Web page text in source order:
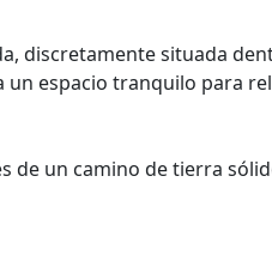
discretamente situada
espacio tranquilo para
de un camino de tierra